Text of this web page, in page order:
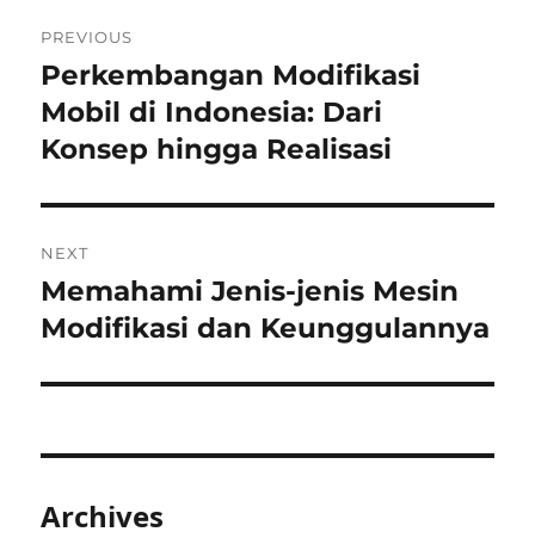
navigation
PREVIOUS
Previous
post:
Perkembangan Modifikasi
Mobil di Indonesia: Dari
Konsep hingga Realisasi
NEXT
Next
post:
Memahami Jenis-jenis Mesin
Modifikasi dan Keunggulannya
Archives